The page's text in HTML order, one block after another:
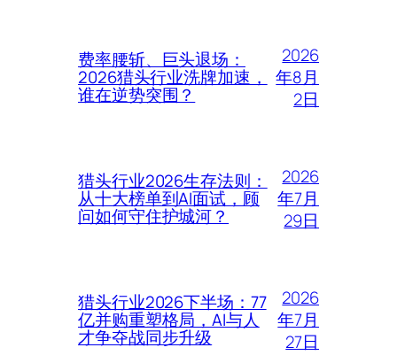
费率腰斩、巨头退场：
2026猎头行业洗牌加速，
谁在逆势突围？
2026
年8月
2日
猎头行业2026生存法则：
从十大榜单到AI面试，顾
问如何守住护城河？
2026
年7月
29日
猎头行业2026下半场：77
亿并购重塑格局，AI与人
才争夺战同步升级
2026
年7月
27日